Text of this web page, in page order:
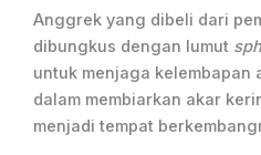
Anggrek yang dibeli dari
dibungkus dengan lumut
untuk menjaga kelembapan
dalam membiarkan akar
menjadi tempat